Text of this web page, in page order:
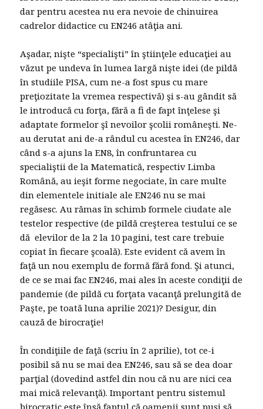
dar pentru acestea nu era nevoie de chinuirea
cadrelor didactice cu EN246 atâţia ani.
Aşadar, nişte “specialişti” în ştiinţele educaţiei au
văzut pe undeva în lumea largă nişte idei (de pildă
în studiile PISA, cum ne-a fost spus cu mare
preţiozitate la vremea respectivă) şi s-au gândit să
le introducă cu forţa, fără a fi de fapt înţelese şi
adaptate formelor şî nevoilor şcolii româneşti. Ne-
au derutat ani de-a rândul cu acestea în EN246, dar
când s-a ajuns la EN8, în confruntarea cu
specialiştii de la Matematică, respectiv Limba
Română, au ieşit forme negociate, în care multe
din elementele initiale ale EN246 nu se mai
regăsesc. Au rămas în schimb formele ciudate ale
testelor respective (de pildă creşterea testului ce se
dă elevilor de la 2 la 10 pagini, test care trebuie
copiat în fiecare şcoală). Este evident că avem în
faţă un nou exemplu de formă fără fond. Şi atunci,
de ce se mai fac EN246, mai ales în aceste condiţii de
pandemie (de pildă cu forţata vacanţă prelungită de
Paşte, pe toată luna aprilie 2021)? Desigur, din
cauză de birocraţie!
În condiţiile de faţă (scriu în 2 aprilie), tot ce-i
posibil să nu se mai dea EN246, sau să se dea doar
parţial (dovedind astfel din nou că nu are nici cea
mai mică relevanţă). Important pentru sistemul